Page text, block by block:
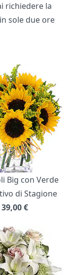
richiedere la
sole due ore
Big con Verde
di Stagione
39,00€